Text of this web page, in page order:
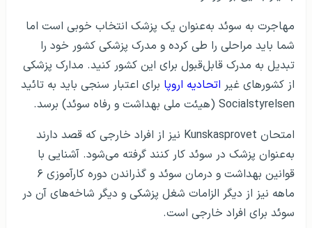
مهاجرت به سوئد به‌عنوان یک پزشک انتخاب خوبی است اما
شما باید مراحلی را طی کرده و مدرک پزشکی کشور خود را
تبدیل به مدرک قابل‌قبول برای این کشور کنید. مدارک پزشکی
از کشورهای غیر اتحادیه اروپا برای اعتبار سنجی باید به تائید
Socialstyrelsen (هیئت ملی بهداشت و رفاه سوئد) برسد.
امتحان Kunskasprovet نیز از افراد خارجی که قصد دارند
به‌عنوان پزشک در سوئد کار کنند گرفته می‌شود. آشنایی با
قوانین بهداشت و درمان سوئد و گذراندن دوره کارآموزی ۶
ماهه نیز از دیگر الزامات شغل پزشکی و دیگر شاخه‌های آن در
سوئد برای افراد خارجی است.